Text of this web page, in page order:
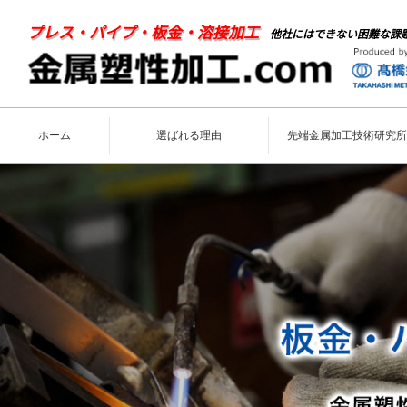
プレス・パイプ・板金・溶接加工他社にはできない困難な課
ホーム 選ばれる理由 先端金属加工技術研究所